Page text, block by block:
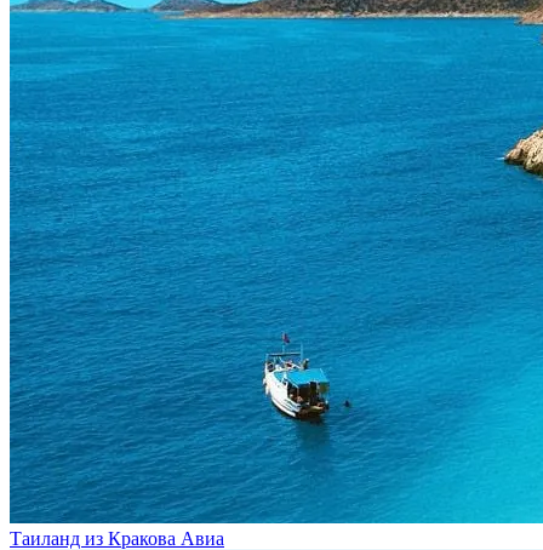
Таиланд из Кракова Авиа